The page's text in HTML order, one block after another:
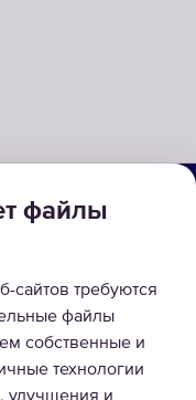
файлы
сайтов требуются
файлы
собственные и
технологии